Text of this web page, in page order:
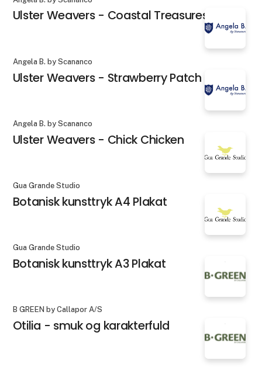
Ulster Weavers - Coastal Treasures
Angela B. by Scananco
Ulster Weavers - Strawberry Patch
Angela B. by Scananco
Ulster Weavers - Chick Chicken
Gua Grande Studio
Botanisk kunsttryk A4 Plakat
Gua Grande Studio
Botanisk kunsttryk A3 Plakat
B GREEN by Callapor A/S
Otilia - smuk og karakterfuld